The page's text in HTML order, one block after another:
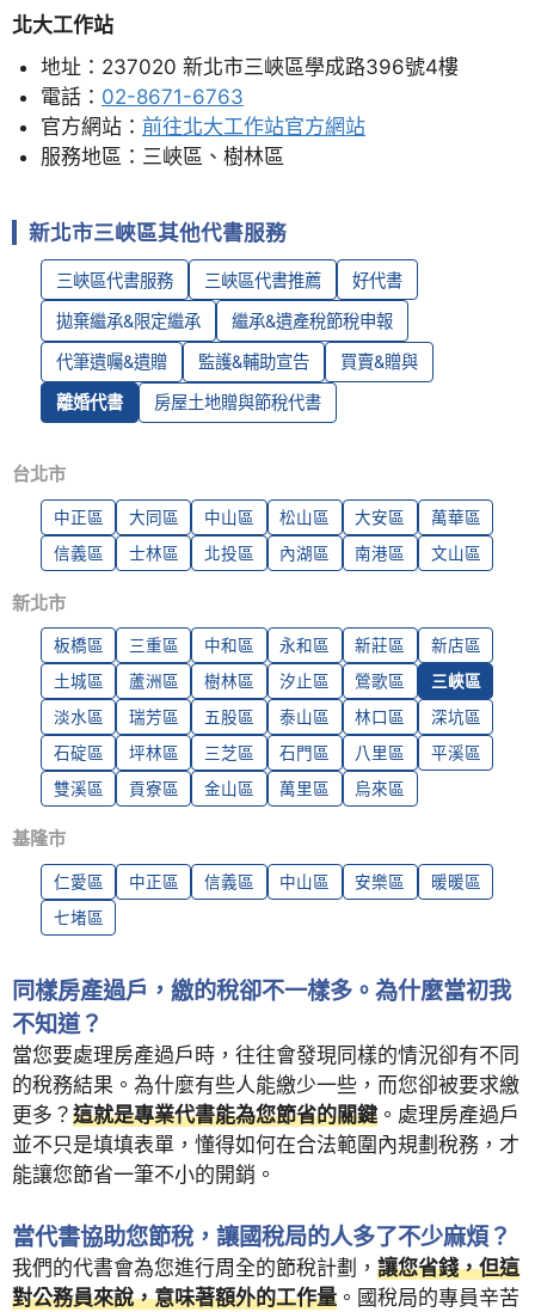
北大工作站
地址：237020 新北市三峽區學成路396號4樓
電話： 02-8671-6763
官方網站： 前往北大工作站官方網站
服務地區：三峽區、樹林區
新北市三峽區其他代書服務
三峽區代書服務 三峽區代書推薦 好代書
拋棄繼承&限定繼承 繼承&遺產稅節稅申報
代筆遺囑&遺贈 監護&輔助宣告 買賣&贈與
離婚代書 房屋土地贈與節稅代書
台北市
中正區 大同區 中山區 松山區 大安區
萬華區
信義區
士林區 北投區 內湖區 南港區 文山區
新北市
板橋區 三重區 中和區 永和區 新莊區
新店區
土城區
蘆洲區 樹林區 汐止區 鶯歌區
三峽區
淡水區
瑞芳區 五股區 泰山區 林口區
深坑區
石碇區
坪林區 三芝區 石門區 八里區
平溪區
雙溪區
貢寮區 金山區 萬里區 烏來區
基隆市
仁愛區 中正區 信義區 中山區 安樂區
暖暖區
七堵區
同樣房產過戶，繳的稅卻不一樣多。為什麼當初我
不知道？
當您要處理房產過戶時，往往會發現同樣的情況卻有不同
的稅務結果。為什麼有些人能繳少一些，而您卻被要求繳
更多？ 這就是專業代書能為您節省的關鍵 。處理房產過戶
並不只是填填表單，懂得如何在合法範圍內規劃稅務，才
能讓您節省一筆不小的開銷。
當代書協助您節稅，讓國稅局的人多了不少麻煩？
我們的代書會為您進行周全的節稅計劃， 讓您省錢，但這
對公務員來說，意味著額外的工作量 。國稅局的專員辛苦